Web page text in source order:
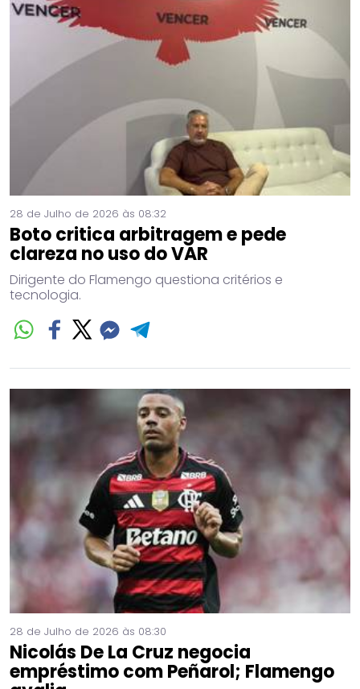
28 de Julho de 2026 às 08:32
Boto critica arbitragem e pede
clareza no uso do VAR
Dirigente do Flamengo questiona critérios e
tecnologia.
28 de Julho de 2026 às 08:30
Nicolás De La Cruz negocia
empréstimo com Peñarol; Flamengo